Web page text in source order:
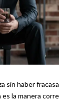
sin haber
la manera